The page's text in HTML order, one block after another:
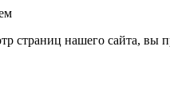
нашего сайта, вы